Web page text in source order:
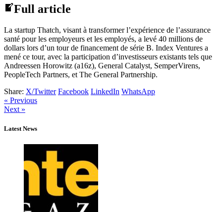
Full article
La startup Thatch, visant à transformer l’expérience de l’assurance
santé pour les employeurs et les employés, a levé 40 millions de
dollars lors d’un tour de financement de série B. Index Ventures a
mené ce tour, avec la participation d’investisseurs existants tels que
Andreessen Horowitz (a16z), General Catalyst, SemperVirens,
PeopleTech Partners, et The General Partnership.
Share: X/Twitter Facebook LinkedIn WhatsApp
« Previous
Next »
Latest News